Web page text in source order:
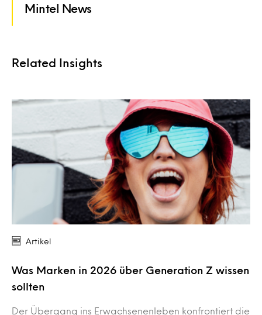
Mintel News
Related Insights
Artikel
Was Marken in 2026 über Generation Z wissen
sollten
Der Übergang ins Erwachsenenleben konfrontiert die